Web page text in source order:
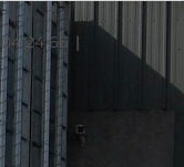
24 66 |